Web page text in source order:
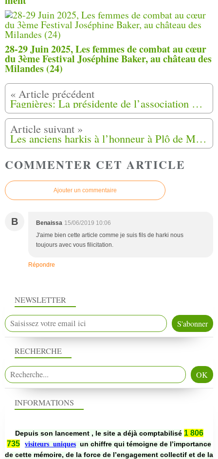
28-29 Juin 2025, Les femmes de combat au cœur
du 3ème Festival Joséphine Baker, au château des
Milandes (24)
Fagnières: La présidente de l’association Harkis Marne 51 crée un parti politique
Les anciens harkis à l’honneur à Plô de Mailhac (34)
COMMENTER CET ARTICLE
Ajouter un commentaire
B Benaissa 15/06/2019 10:06
J'aime bien cette article comme je suis fils de harki nous
toujours avec vous filicitation.
Répondre
NEWSLETTER
RECHERCHE
INFORMATIONS
Depuis son lancement , le site a déjà comptabilisé 1 806
735
visiteurs uniques un chiffre qui témoigne de l’importance
de cette mémoire, de la force de l’engagement collectif et de la